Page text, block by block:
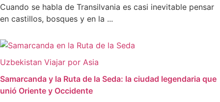
Cuando se habla de Transilvania es casi inevitable pensar
en castillos, bosques y en la ...
Uzbekistan Viajar por Asia
Samarcanda y la Ruta de la Seda: la ciudad legendaria que
unió Oriente y Occidente